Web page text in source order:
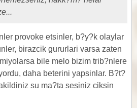
provoke etsinler, b?y?k olaylar
birazcik gururlari varsa zaten
bile melo bizim trib?nlere
daha beterini yapsinlar. B?t?
su ma?ta sesiniz ciksin